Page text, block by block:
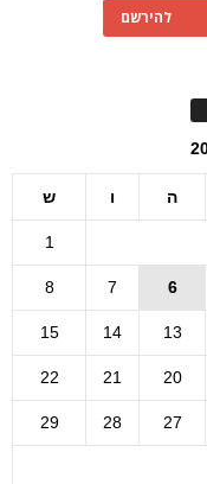
להירשם
ה ו ש
1
6
7
8
13
14
15
20
21
22
27
28
29